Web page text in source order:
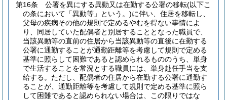
第16条
公署を異にする異動又は在勤する公署の移転(以下こ
の条において「異動等」という。)に伴い、住居を移転し、
父母の疾病その他の規則で定めるやむを得ない事情によ
り、同居していた配偶者と別居することとなった職員で、
当該異動等の直前の住居から当該異動等の直後に在勤する
公署に通勤することが通勤距離等を考慮して規則で定める
基準に照らして困難であると認められるもののうち、単身
で生活することを常況とする職員には、単身赴任手当を支
給する。 ただし、配偶者の住居から在勤する公署に通勤す
ることが、通勤距離等を考慮して規則で定める基準に照ら
して困難であると認められない場合は、この限りではな